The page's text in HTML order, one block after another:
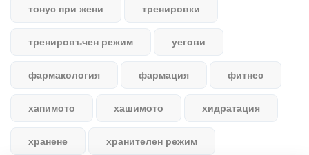
тонус при жени тренировки
тренировъчен режим уегови
фармакология фармация фитнес
хапимото хашимото хидратация
хранене хранителен режим